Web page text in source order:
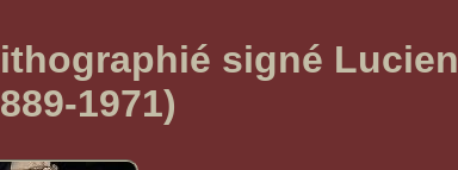
signé Lucien
1971)